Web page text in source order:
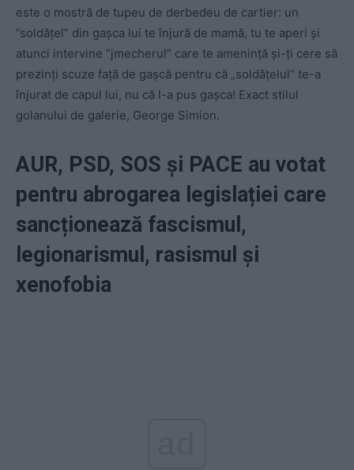
este o mostră de tupeu de derbedeu de cartier: un
”soldățel” din gașca lui te înjură de mamă, tu te aperi și
atunci intervine ”jmecherul” care te amenință și-ți cere să
preƶinți scuze față de gașcă pentru că „soldățelul” te-a
înjurat de capul lui, nu că l-a pus gașca! Exact stilul
golanului de galerie, George Simion.
AUR, PSD, SOS și PACE au votat
pentru abrogarea legislației care
sancționează fascismul,
legionarismul, rasismul și
xenofobia